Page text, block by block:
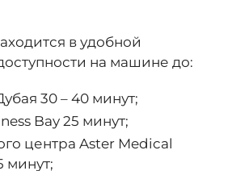
иностранных
возможность
недвижимости визу
или на 10 лет («Золотая
последующего продления
жизнью в ОАЭ не
в удобной
на машине до:
30 – 40 минут;
Bay 25 минут;
центра Aster Medical
минут;